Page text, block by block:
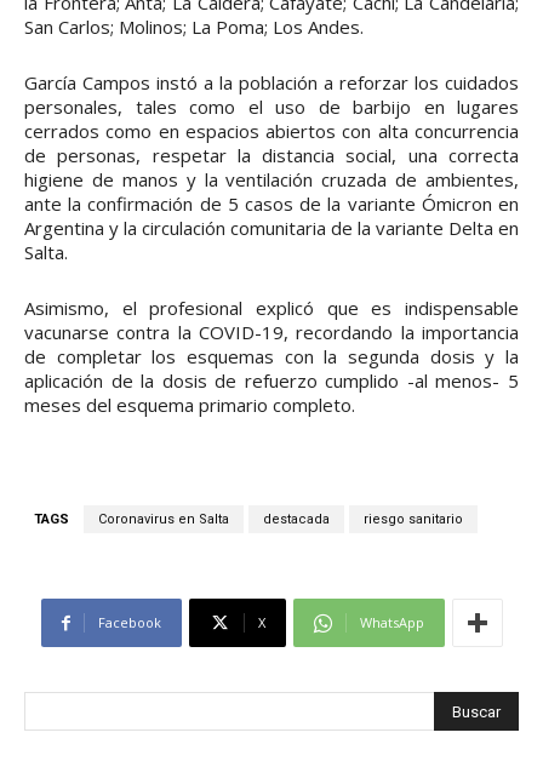
San Carlos; Molinos; La Poma; Los Andes.
García Campos instó a la población a reforzar los cuidados
personales, tales como el uso de barbijo en lugares
cerrados como en espacios abiertos con alta concurrencia
de personas, respetar la distancia social, una correcta
higiene de manos y la ventilación cruzada de ambientes,
ante la confirmación de 5 casos de la variante Ómicron en
Argentina y la circulación comunitaria de la variante Delta en
Salta.
Asimismo, el profesional explicó que es indispensable
vacunarse contra la COVID-19, recordando la importancia
de completar los esquemas con la segunda dosis y la
aplicación de la dosis de refuerzo cumplido -al menos- 5
meses del esquema primario completo.
TAGS Coronavirus en Salta destacada riesgo sanitario
Facebook X WhatsApp